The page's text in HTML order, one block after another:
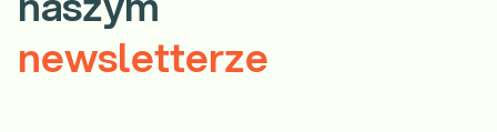
naszym
newsletterze